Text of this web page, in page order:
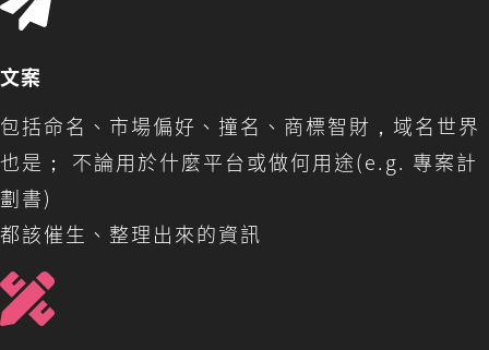
文案
包括命名、市場偏好、撞名、商標智財，域名世界
也是； 不論用於什麼平台或做何用途(e.g. 專案計
劃書)
都該催生、整理出來的資訊